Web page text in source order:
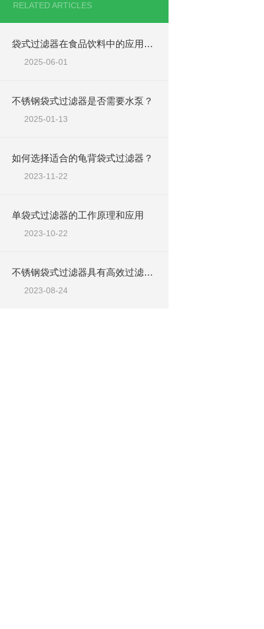
RELATED ARTICLES
袋式过滤器在食品饮料中的应用案例
2025-06-01
不锈钢袋式过滤器是否需要水泵？
2025-01-13
如何选择适合的龟背袋式过滤器？
2023-11-22
单袋式过滤器的工作原理和应用
2023-10-22
不锈钢袋式过滤器具有高效过滤与耐久性等特点
2023-08-24